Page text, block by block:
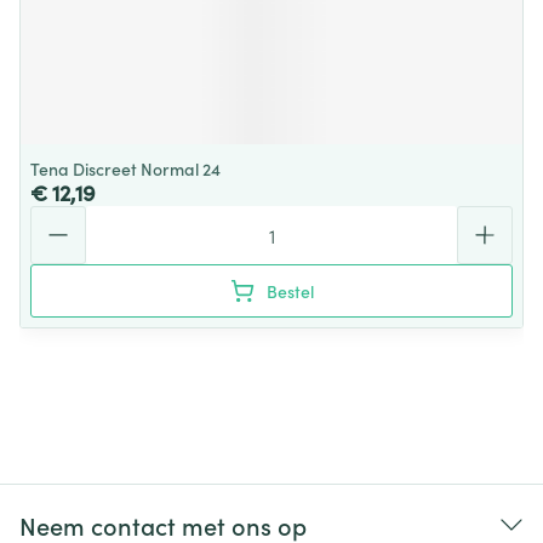
Tena Discreet Normal 24
€ 12,19
Bestel
Neem contact met ons op